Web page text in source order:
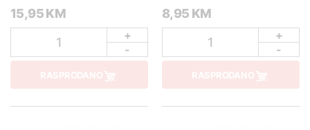
15,95 KM
1
+
-
RASPRODANO
8,95 KM
1
+
-
RASPRODANO